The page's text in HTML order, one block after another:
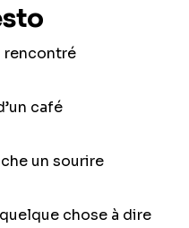
rencontré
café
un sourire
chose à dire